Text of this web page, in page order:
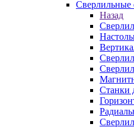
Сверлильные
Назад
Станки